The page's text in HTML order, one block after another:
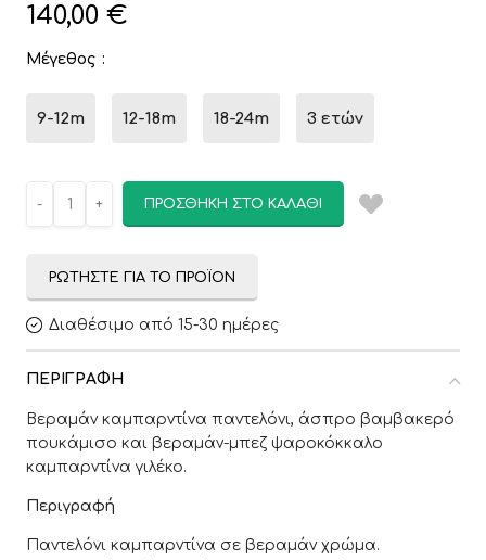
140,00 €
Μέγεθος
9-12m 12-18m 18-24m 3 ετών
ΠΡΟΣΘΉΚΗ ΣΤΟ ΚΑΛΆΘΙ
ΡΩΤΉΣΤΕ ΓΙΑ ΤΟ ΠΡΟΪΌΝ
Διαθέσιμο από 15-30 ημέρες
ΠΕΡΙΓΡΑΦΉ
Βεραμάν καμπαρντίνα παντελόνι, άσπρο βαμβακερό
πουκάμισο και βεραμάν-μπεζ ψαροκόκκαλο
καμπαρντίνα γιλέκο.
Περιγραφή
Παντελόνι καμπαρντίνα σε βεραμάν χρώμα.